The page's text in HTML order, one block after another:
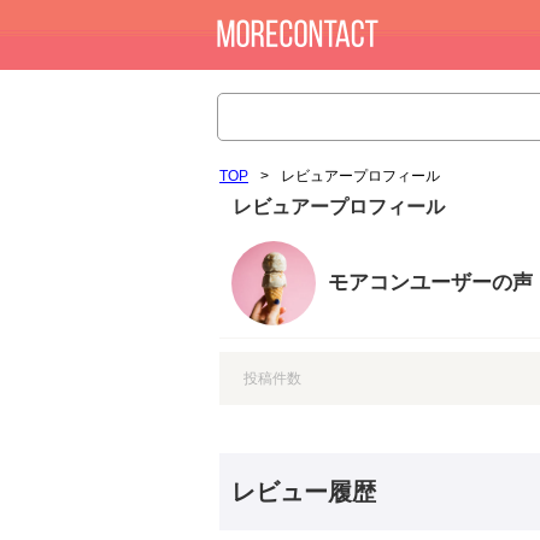
TOP > レビュアープロフィール
レビュアープロフィール
モアコンユーザーの声
投稿件数
レビュー履歴